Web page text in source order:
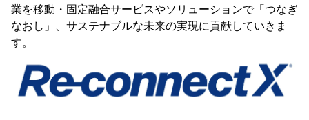
業を移動・固定融合サービスやソリューションで「つなぎ
なおし」、サステナブルな未来の実現に貢献していきま
す。